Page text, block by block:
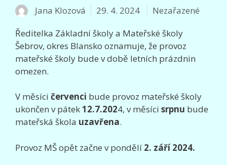
Jana Klozová 29. 4. 2024 Rubriky
Nezařazené
Ředitelka Základní školy a Mateřské školy
Šebrov, okres Blansko oznamuje, že provoz
mateřské školy bude v době letních prázdnin
omezen.
V měsíci červenci bude provoz mateřské školy
ukončen v pátek12.7.2024, v měsíci srpnu bude
mateřská škola uzavřena.
Provoz MŠ opět začne v pondělí 2. září 2024.